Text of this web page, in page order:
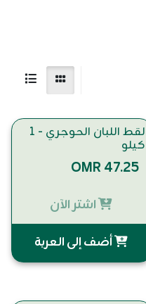
لقط اللبان الحوجري - 1
كيلو
OMR 47.25
اشتر الآن
أضف إلى العربة